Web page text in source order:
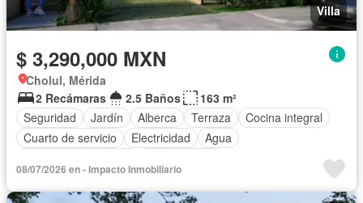
Villa
$ 3,290,000 MXN
Cholul, Mérida
2 Recámaras
2.5 Baños
163 m²
Seguridad
Jardín Alberca Terraza
Cocina integral
Cuarto de servicio
Electricidad
Agua
08/07/2026 en - Impacto Inmobiliario